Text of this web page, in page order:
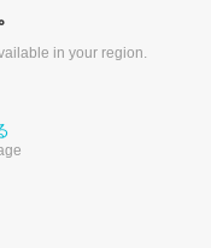
in your region.